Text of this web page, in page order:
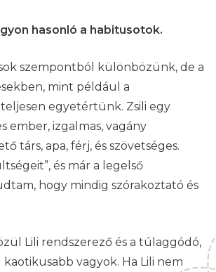
hasonló a habitusotok.
szempontból különbözünk, de a
mint például a
egyetértünk. Zsili egy
ember, izgalmas, vagány
társ, apa, férj, és szövetséges.
és már a legelső
hogy mindig szórakoztató és
Lili rendszerező és a túlaggódó,
vagyok. Ha Lili nem